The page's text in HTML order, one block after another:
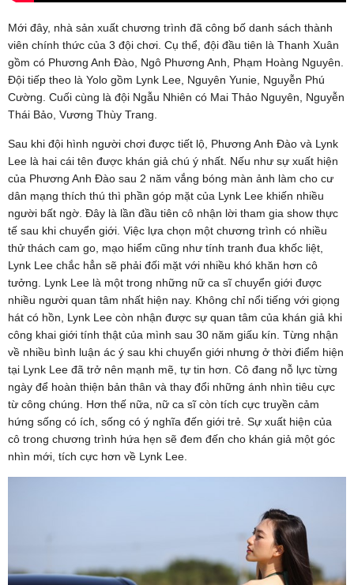
Mới đây, nhà sản xuất chương trình đã công bố danh sách thành
viên chính thức của 3 đội chơi. Cụ thể, đội đầu tiên là Thanh Xuân
gồm có Phương Anh Đào, Ngô Phương Anh, Phạm Hoàng Nguyên.
Đội tiếp theo là Yolo gồm Lynk Lee, Nguyên Yunie, Nguyễn Phú
Cường. Cuối cùng là đội Ngẫu Nhiên có Mai Thảo Nguyên, Nguyễn
Thái Bảo, Vương Thùy Trang.
Sau khi đội hình người chơi được tiết lộ, Phương Anh Đào và Lynk
Lee là hai cái tên được khán giả chú ý nhất. Nếu như sự xuất hiện
của Phương Anh Đào sau 2 năm vắng bóng màn ảnh làm cho cư
dân mạng thích thú thì phần góp mặt của Lynk Lee khiến nhiều
người bất ngờ. Đây là lần đầu tiên cô nhận lời tham gia show thực
tế sau khi chuyển giới. Việc lựa chọn một chương trình có nhiều
thử thách cam go, mạo hiểm cũng như tính tranh đua khốc liệt,
Lynk Lee chắc hẳn sẽ phải đối mặt với nhiều khó khăn hơn cô
tưởng. Lynk Lee là một trong những nữ ca sĩ chuyển giới được
nhiều người quan tâm nhất hiện nay. Không chỉ nổi tiếng với giọng
hát có hồn, Lynk Lee còn nhận được sự quan tâm của khán giả khi
công khai giới tính thật của mình sau 30 năm giấu kín. Từng nhận
về nhiều bình luận ác ý sau khi chuyển giới nhưng ở thời điểm hiện
tại Lynk Lee đã trở nên mạnh mẽ, tự tin hơn. Cô đang nỗ lực từng
ngày để hoàn thiện bản thân và thay đổi những ánh nhìn tiêu cực
từ công chúng. Hơn thế nữa, nữ ca sĩ còn tích cực truyền cảm
hứng sống có ích, sống có ý nghĩa đến giới trẻ. Sự xuất hiện của
cô trong chương trình hứa hẹn sẽ đem đến cho khán giả một góc
nhìn mới, tích cực hơn về Lynk Lee.